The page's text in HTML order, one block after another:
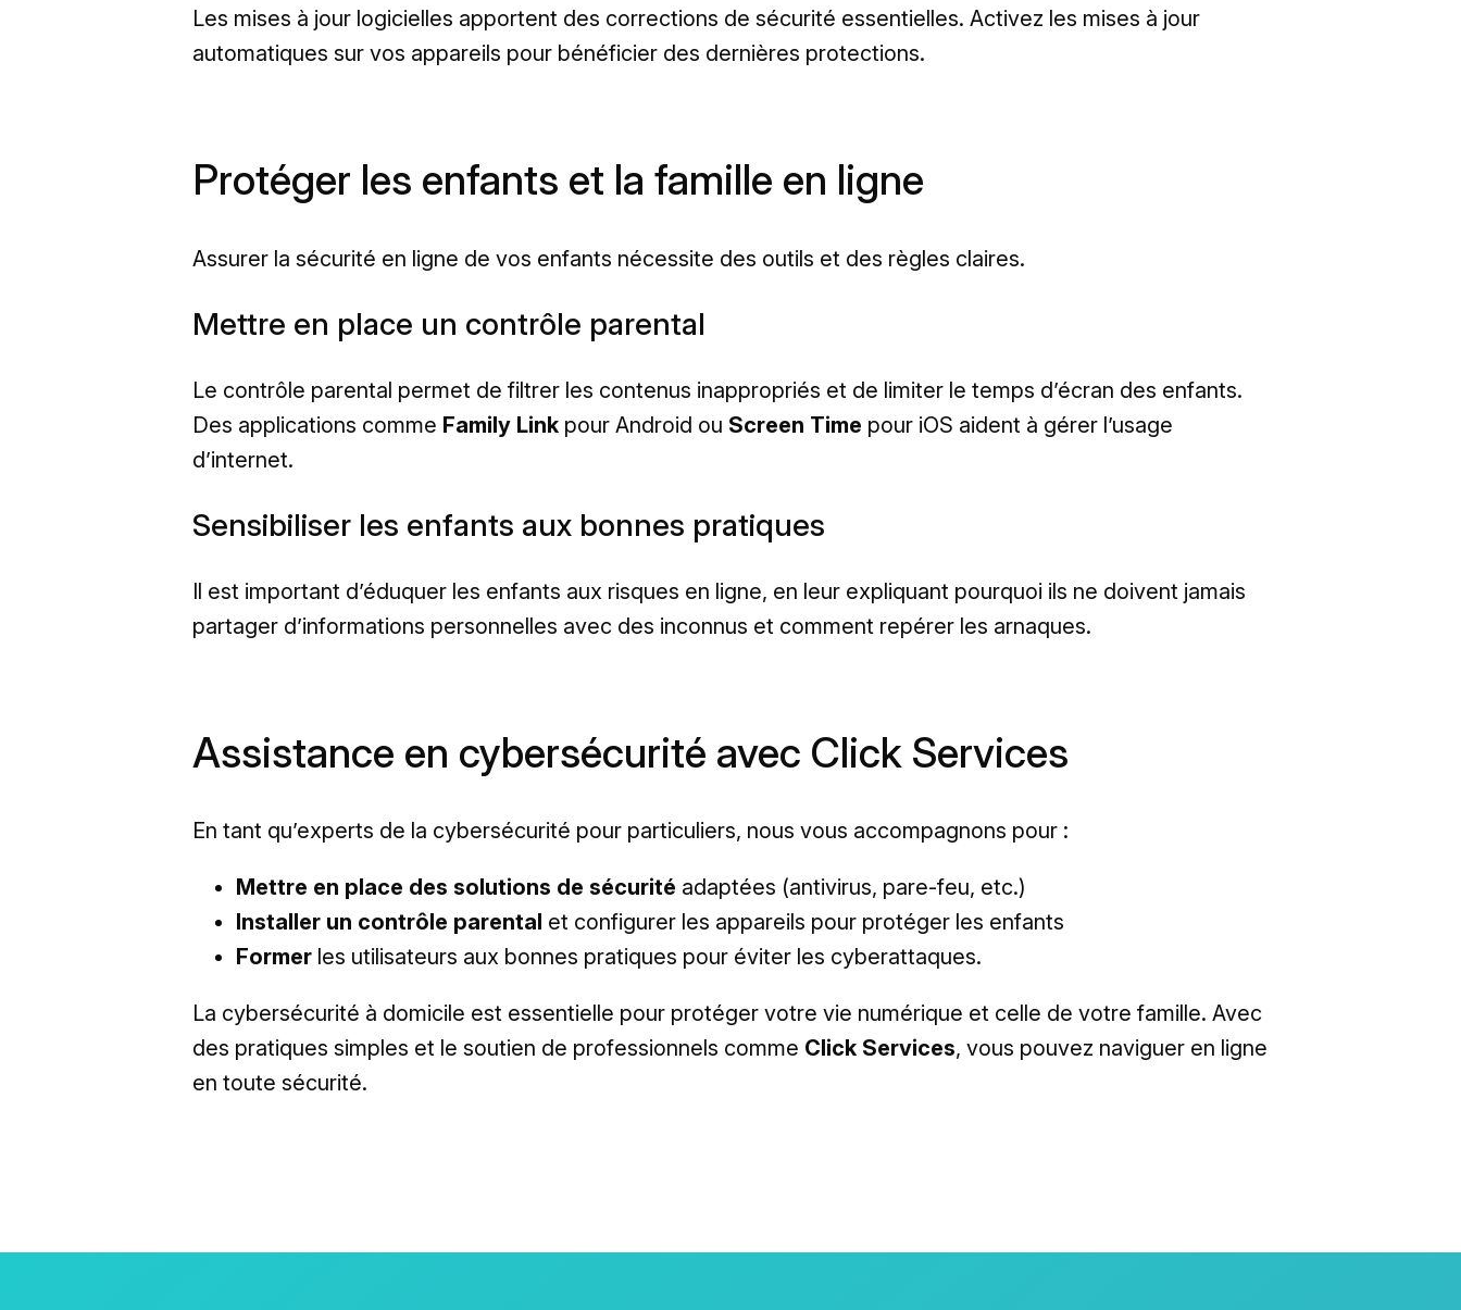
Les mises à jour logicielles apportent des corrections de sécurité essentielles. Activez les mises à jour
automatiques sur vos appareils pour bénéficier des dernières protections.
Protéger les enfants et la famille en ligne
Assurer la sécurité en ligne de vos enfants nécessite des outils et des règles claires.
Mettre en place un contrôle parental
Le contrôle parental permet de filtrer les contenus inappropriés et de limiter le temps d’écran des enfants.
Des applications comme Family Link pour Android ou Screen Time pour iOS aident à gérer l’usage
d’internet.
Sensibiliser les enfants aux bonnes pratiques
Il est important d’éduquer les enfants aux risques en ligne, en leur expliquant pourquoi ils ne doivent jamais
partager d’informations personnelles avec des inconnus et comment repérer les arnaques.
Assistance en cybersécurité avec Click Services
En tant qu’experts de la cybersécurité pour particuliers, nous vous accompagnons pour :
Mettre en place des solutions de sécurité adaptées (antivirus, pare-feu, etc.)
Installer un contrôle parental et configurer les appareils pour protéger les enfants
Former les utilisateurs aux bonnes pratiques pour éviter les cyberattaques.
La cybersécurité à domicile est essentielle pour protéger votre vie numérique et celle de votre famille. Avec
des pratiques simples et le soutien de professionnels comme Click Services, vous pouvez naviguer en ligne
en toute sécurité.